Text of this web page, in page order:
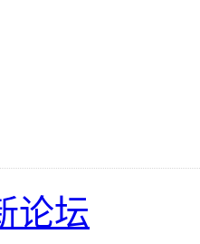
论坛